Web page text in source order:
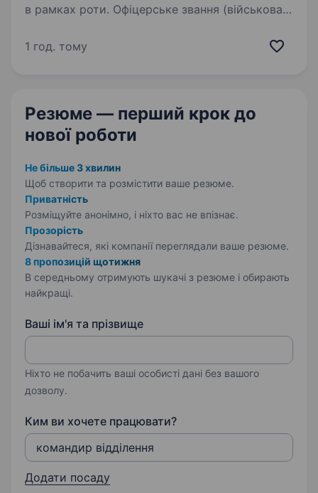
в рамках роти. Офіцерське звання (військова
та звітності про використання безпілотних
1 год. тому
Резюме — перший крок до
нової роботи
Не більше 3 хвилин
Щоб створити та розмістити ваше резюме.
Приватність
Розміщуйте анонімно, і ніхто вас не впізнає.
Прозорість
Дізнавайтеся, які компанії переглядали ваше резюме.
8 пропозицій щотижня
В середньому отримують шукачі з резюме і обирають
найкращі.
Ваші ім'я та прізвище
Ніхто не побачить ваші особисті дані без вашого
дозволу.
Ким ви хочете працювати?
Додати посаду